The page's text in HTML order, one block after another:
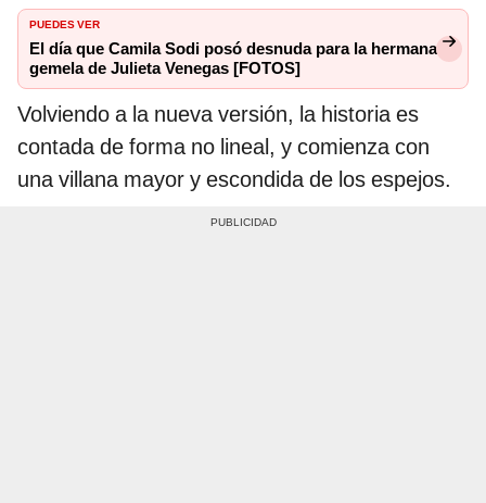
PUEDES VER
El día que Camila Sodi posó desnuda para la hermana
gemela de Julieta Venegas [FOTOS]
Volviendo a la nueva versión, la historia es
contada de forma no lineal, y comienza con
una villana mayor y escondida de los espejos.